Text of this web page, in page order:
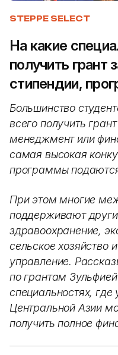
STEPPE SELECT
На какие
получить грант
стипендии,
Большинство
всего получить
менеджмент или
самая высокая
программы
При этом многие
поддерживают
здравоохранение,
сельское хозяйство
управление.
по грантам
специальностях, где
Центральной Азии
получить полное